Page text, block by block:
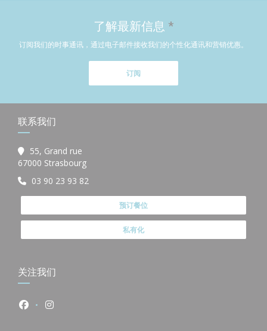
了解最新信息 *
订阅我们的时事通讯，通过电子邮件接收我们的个性化通讯和营销优惠。
订阅
联系我们
55, Grand rue
67000 Strasbourg((在新窗口中打开))
03 90 23 93 82
预订餐位
私有化
关注我们
Facebook ((在新窗口中打开))
Instagram ((在新窗口中打开))